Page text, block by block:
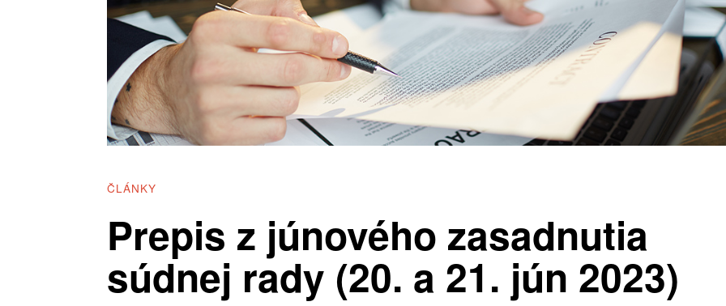
ČLÁNKY
Prepis z júnového zasadnutia
súdnej rady (20. a 21. jún 2023)